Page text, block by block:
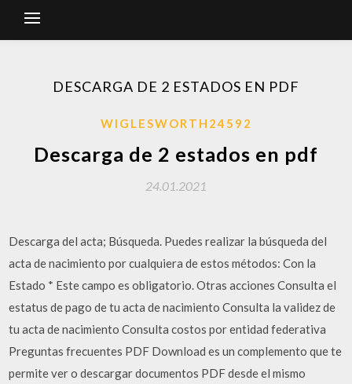
DESCARGA DE 2 ESTADOS EN PDF
WIGLESWORTH24592
Descarga de 2 estados en pdf
24.01.2021
Descarga del acta; Búsqueda. Puedes realizar la búsqueda del
acta de nacimiento por cualquiera de estos métodos: Con la
Estado * Este campo es obligatorio. Otras acciones Consulta el
estatus de pago de tu acta de nacimiento Consulta la validez de
tu acta de nacimiento Consulta costos por entidad federativa
Preguntas frecuentes PDF Download es un complemento que te
permite ver o descargar documentos PDF desde el mismo